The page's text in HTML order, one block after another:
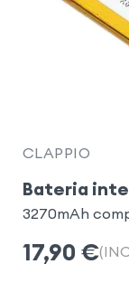
CLAPPIO
Bateria
3270mAh
17,90 €